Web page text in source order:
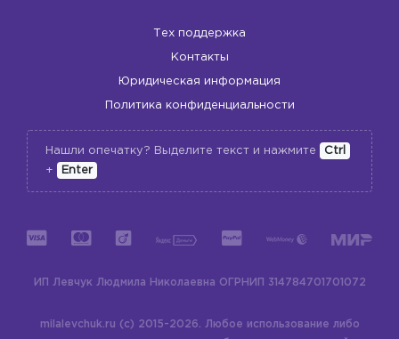
Тех поддержка
Контакты
Юридическая информация
Политика конфиденциальности
Нашли опечатку? Выделите текст и нажмите
Ctrl
+
Enter
ИП Левчук Людмила Николаевна ОГРНИП 314784701701072
milalevchuk.ru (c) 2015-2026.
Любое использование либо